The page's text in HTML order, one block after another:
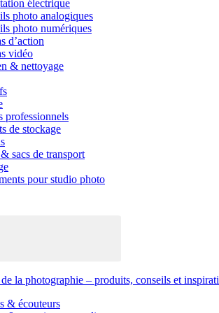
électrique
photo analogiques
photo numériques
d’action
vidéo
& nettoyage
professionnels
de stockage
sacs de transport
pour studio photo
la photographie – produits, conseils et
& écouteurs